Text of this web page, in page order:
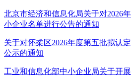
北京市经济和信息化局关于对2026
小企业名单进行公告的通知
关于对怀柔区2026年度第五批拟认
公示的通知
工业和信息化部中小企业局关于开